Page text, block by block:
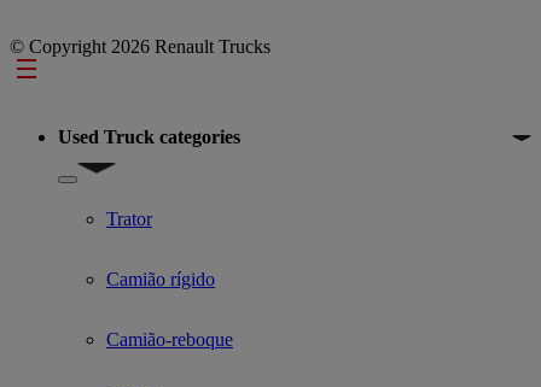
© Copyright 2026 Renault Trucks
Footer
Used Truck categories
Show submenu for Used Truck categories
Trator
Camião rígido
Camião-reboque